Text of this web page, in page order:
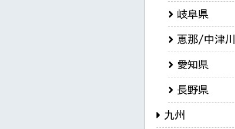
岐阜県
恵那/中津川
愛知県
長野県
九州